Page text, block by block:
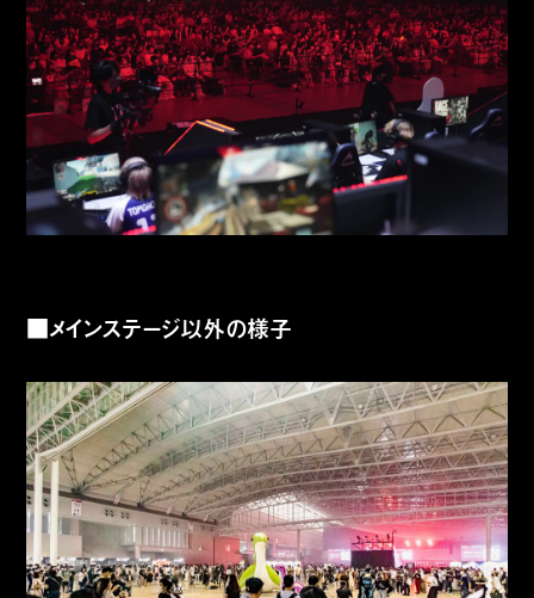
■メインステージ以外の様子